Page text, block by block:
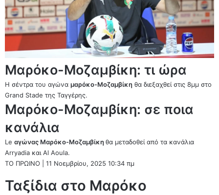
Μαρόκο-Μοζαμβίκη: τι ώρα
Η σέντρα του αγώνα μαρόκο-Μοζαμβίκη θα διεξαχθεί στις 8μμ στο
Grand Stade της Ταγγέρης.
Μαρόκο-Μοζαμβίκη: σε ποια
κανάλια
Le αγώνας Μαρόκο-Μοζαμβίκη θα μεταδοθεί από τα κανάλια
Arryadia και Al Aoula.
ΤΟ ΠΡΩΙΝΟ
11 Νοεμβρίου, 2025 10:34 πμ
Ταξίδια στο Μαρόκο